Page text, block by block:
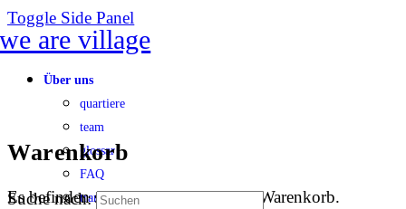
Toggle Side Panel
Über uns
quartiere
team
glossar
FAQ
transparenz
Warenkorb
Es befinden sich keine Produkte im Warenkorb.
Suche nach: